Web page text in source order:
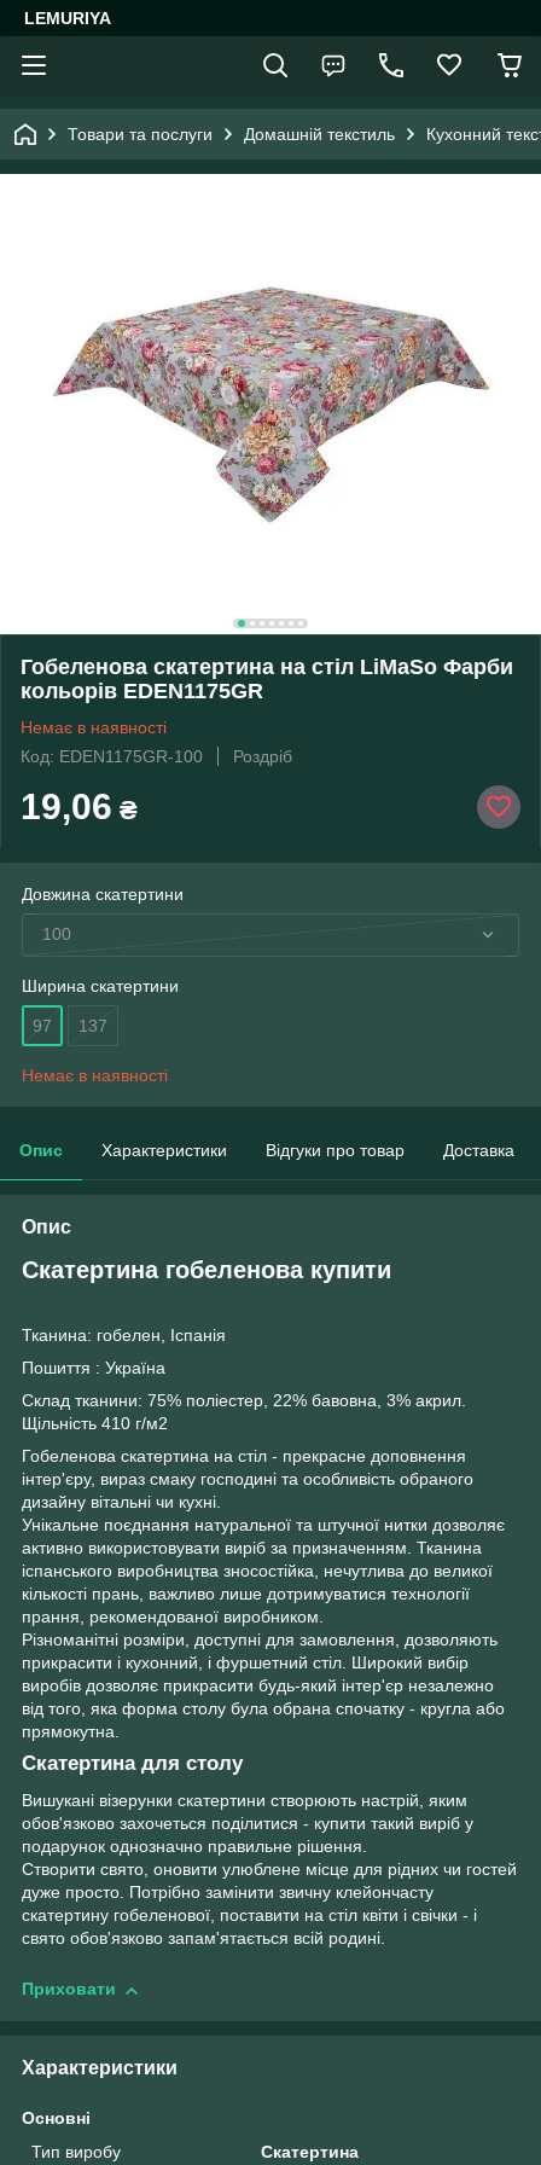
LEMURIYA
Товари та послуги Домашній текстиль Кухонний
Гобеленова скатертина на стіл LiMaSo Фарби
кольорів EDEN1175GR
Немає в наявності
Код: EDEN1175GR-100
Роздріб
19,06 ₴
Довжина скатертини
100
Ширина скатертини
97 137
Немає в наявності
Опис Характеристики Відгуки про товар Доставка
Опис
Скатертина гобеленова купити
Тканина: гобелен, Іспанія
Пошиття : Україна
Склад тканини: 75% поліестер, 22% бавовна, 3% акрил.
Щільність 410 г/м2
Гобеленова скатертина на стіл - прекрасне доповнення
інтер'єру, вираз смаку господині та особливість обраного
дизайну вітальні чи кухні.
Унікальне поєднання натуральної та штучної нитки дозволяє
активно використовувати виріб за призначенням. Тканина
іспанського виробництва зносостійка, нечутлива до великої
кількості прань, важливо лише дотримуватися технології
прання, рекомендованої виробником.
Різноманітні розміри, доступні для замовлення, дозволяють
прикрасити і кухонний, і фуршетний стіл. Широкий вибір
виробів дозволяє прикрасити будь-який інтер'єр незалежно
від того, яка форма столу була обрана спочатку - кругла або
прямокутна.
Скатертина для столу
Вишукані візерунки скатертини створюють настрій, яким
обов'язково захочеться поділитися - купити такий виріб у
подарунок однозначно правильне рішення.
Створити свято, оновити улюблене місце для рідних чи гостей
дуже просто. Потрібно замінити звичну клейончасту
скатертину гобеленової, поставити на стіл квіти і свічки - і
свято обов'язково запам'ятається всій родині.
Приховати
Характеристики
Основні
Тип виробу
Скатертина